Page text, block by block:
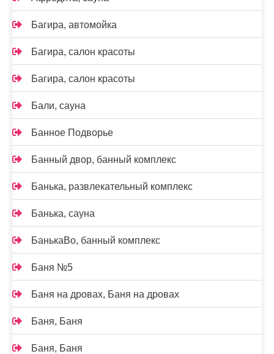
Багира, автомойка
Багира, салон красоты
Багира, салон красоты
Бали, сауна
Банное Подворье
Банный двор, банный комплекс
Банька, развлекательный комплекс
Банька, сауна
БанькаВо, банный комплекс
Баня №5
Баня на дровах, Баня на дровах
Баня, Баня
Баня, Баня